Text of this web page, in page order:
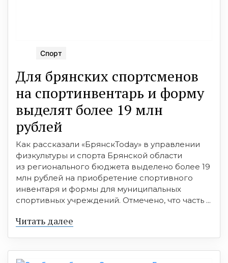
Спорт
Для брянских спортсменов
на спортинвентарь и форму
выделят более 19 млн
рублей
Как рассказали «БрянскToday» в управлении
физкультуры и спорта Брянской области
из регионального бюджета выделено более 19
млн рублей на приобретение спортивного
инвентаря и формы для муниципальных
спортивных учреждений. Отмечено, что часть ...
Читать далее